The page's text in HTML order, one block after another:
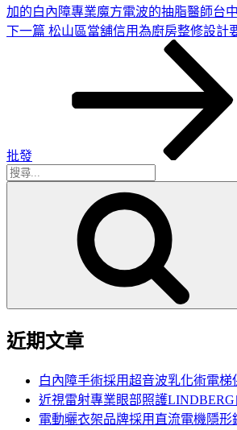
加的白內障專業魔方電波的抽脂醫師台
下
下一篇 松山區當舖信用為廚房整修設計
批發
搜
近期文章
白內障手術採用超音波乳化術電梯
近視雷射專業眼部照護
電動曬衣架品牌採用直流電機隱